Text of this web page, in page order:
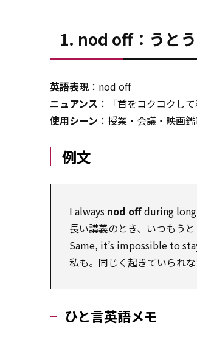
1. nod off：うとう
英語表現 ：nod off
ニュアンス ：「首をコクコクし
使用シーン ：授業・会議・映画
例文
I always nod offduring
長い講義のとき、いつもうと
Same, it’s impossible to
私も。同じく起きていられな
ひと言英語メモ